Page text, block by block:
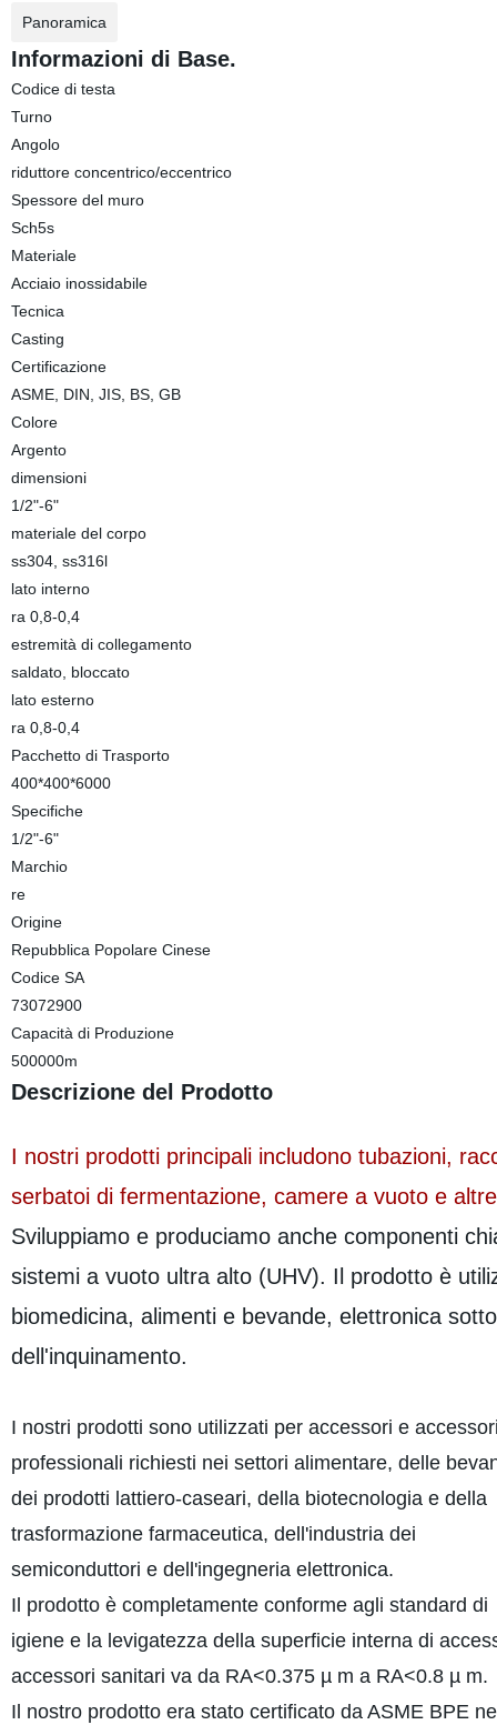
Panoramica
Informazioni di Base.
Codice di testa
Turno
Angolo
riduttore concentrico/eccentrico
Spessore del muro
Sch5s
Materiale
Acciaio inossidabile
Tecnica
Casting
Certificazione
ASME, DIN, JIS, BS, GB
Colore
Argento
dimensioni
1/2"-6"
materiale del corpo
ss304, ss316l
lato interno
ra 0,8-0,4
estremità di collegamento
saldato, bloccato
lato esterno
ra 0,8-0,4
Pacchetto di Trasporto
400*400*6000
Specifiche
1/2"-6"
Marchio
re
Origine
Repubblica Popolare Cinese
Codice SA
73072900
Capacità di Produzione
500000m
Descrizione del Prodotto
I nostri prodotti principali includono tubazioni,
serbatoi di fermentazione, camere a vuoto e
Sviluppiamo e produciamo anche componenti
sistemi a vuoto ultra alto (UHV). Il prodotto è
biomedicina, alimenti e bevande, elettronica
dell'inquinamento.
I nostri prodotti sono utilizzati per accessori e
professionali richiesti nei settori alimentare, delle
dei prodotti lattiero-caseari, della biotecnologia e della
trasformazione farmaceutica, dell'industria dei
semiconduttori e dell'ingegneria elettronica.
Il prodotto è completamente conforme agli standard di
igiene e la levigatezza della superficie interna di
accessori sanitari va da RA<0.375 µ m a RA<0.8 µ m.
Il nostro prodotto era stato certificato da ASME BPE